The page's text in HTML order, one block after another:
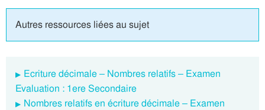
Autres ressources liées au sujet
Ecriture décimale – Nombres relatifs – Examen
Evaluation : 1ere Secondaire
Nombres relatifs en écriture décimale – Examen